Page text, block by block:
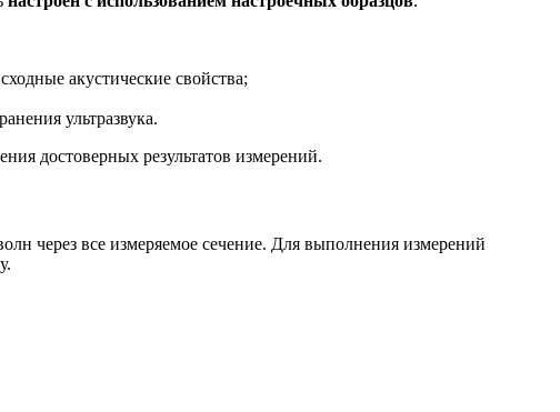
акустические свойства;
ультразвука.
достоверных результатов измерений.
через все измеряемое сечение. Для выполнения измерений